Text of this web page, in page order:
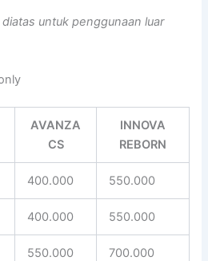
untuk penggunaan luar
AVANZA
CS
INNOVA
REBORN
400.000 550.000
400.000 550.000
550.000 700.000